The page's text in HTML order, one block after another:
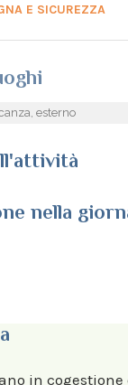
E SICUREZZA
esterno
nella
in cogestione